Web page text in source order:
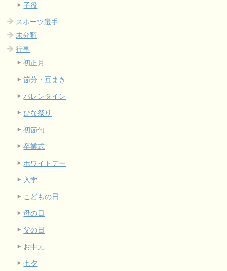
子役
スポーツ選手
未分類
行事
初正月
節分・豆まき
バレンタイン
ひな祭り
初節句
卒業式
ホワイトデー
入学
こどもの日
母の日
父の日
お中元
七夕